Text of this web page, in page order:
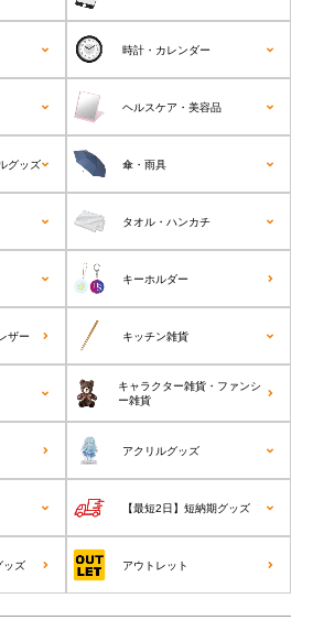
時計・カレンダー
ヘルスケア・美容品
グッズ 傘・雨具
タオル・ハンカチ
キーホルダー
ザー キッチン雑貨
キャラクター雑貨・ファンシ
ー雑貨
アクリルグッズ
【最短2日】短納期グッズ
ッズ アウトレット